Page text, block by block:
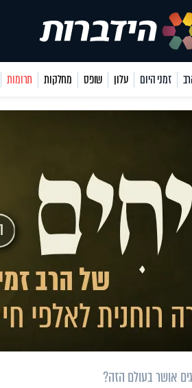
זמני היום עלון שופס מחלקות תרומות
אושר בעולם הזה?